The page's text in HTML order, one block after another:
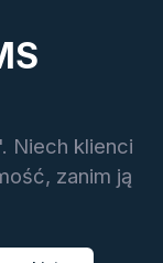
Niech klienci
zanim ją